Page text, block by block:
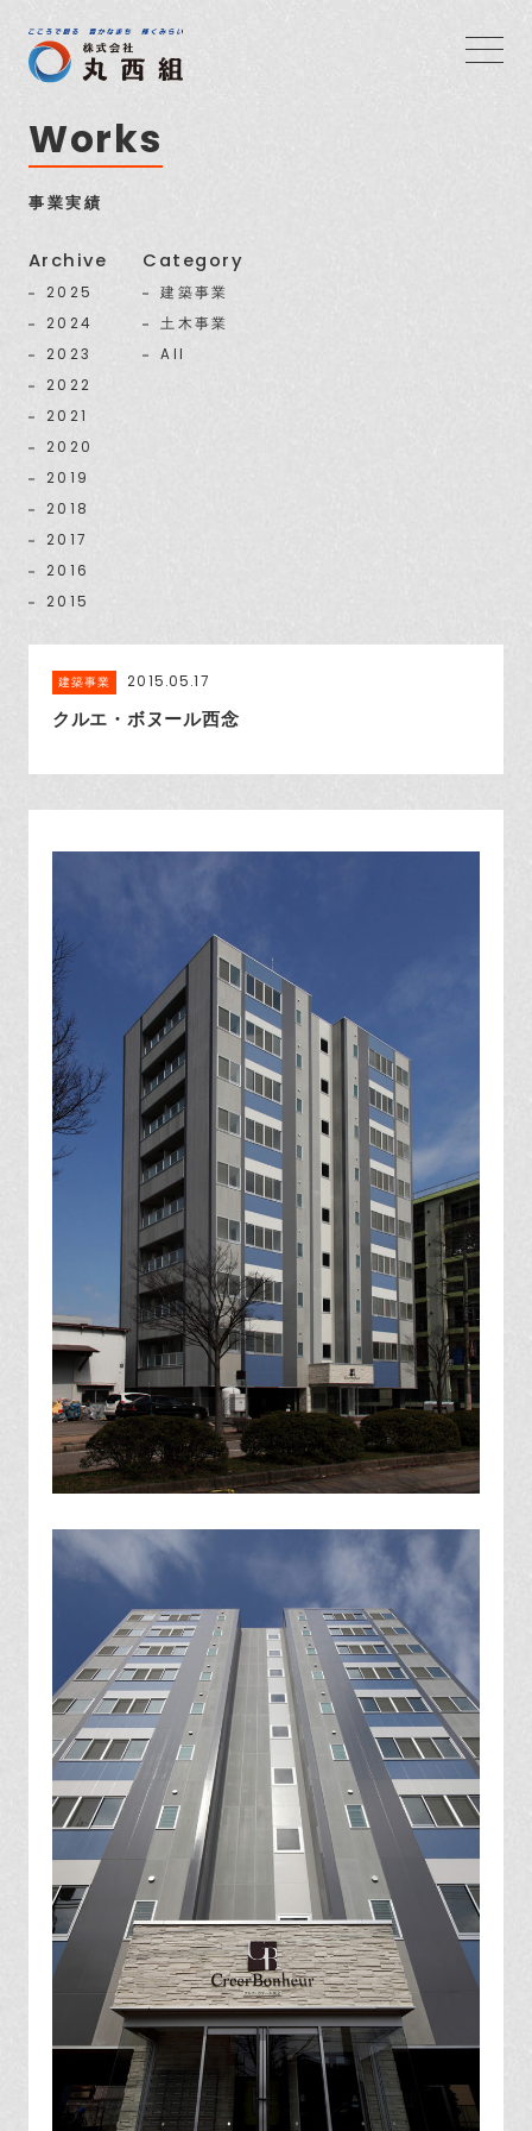
Works
事業実績
Archive
2025
2024
2023
2022
2021
2020
2019
2018
2017
2016
2015
Category
建築事業
土木事業
All
建築事業
2015.05.17
クルエ・ボヌール西念